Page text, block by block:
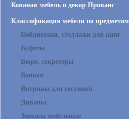
Кованая мебель и декор Прованс
Классификация мебели по предметам
Библиотеки, стеллажи для книг
Буфеты
Бюро, секретеры
Ванная
Витрины для гостиной
Диваны
Зеркала мебельные